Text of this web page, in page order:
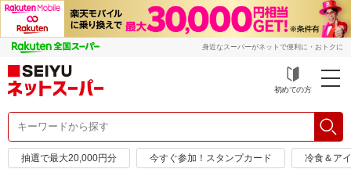
身近なスーパーがネットで便利に・おトクに
初めての方
抽選で最大20,000円分 今すぐ参加！スタンプカード 冷食＆ア